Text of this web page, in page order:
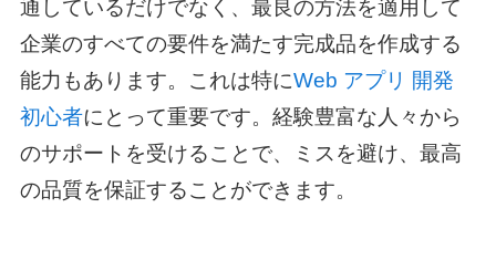
通しているだけでなく、最良の方法を適用して
企業のすべての要件を満たす完成品を作成する
能力もあります。これは特にWeb アプリ 開発
初心者にとって重要です。経験豊富な人々から
のサポートを受けることで、ミスを避け、最高
の品質を保証することができます。